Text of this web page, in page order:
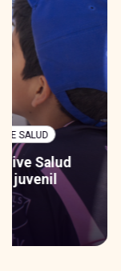
FOGEL CARE
III Encuentro
Desarrollo
trabajo
Multiactor
24 de junio, 2025